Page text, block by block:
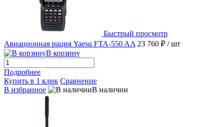
Быстрый просмотр
Авиационная рация Yaesu FTA-550 AA 23 760 ₽ / шт
В корзину
Подробнее
Купить в 1 клик Сравнение
В избранное
В наличии